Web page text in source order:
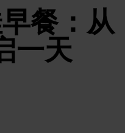
餐：从
一天